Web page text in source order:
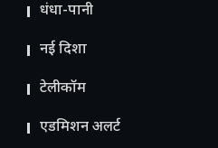
धंधा-पानी
नई दिशा
टेलीकॉम
ए​डमिशन अलर्ट